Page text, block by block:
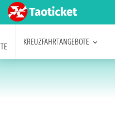
KREUZFAHRTANGEBOTE